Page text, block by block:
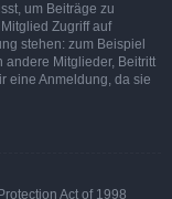
um Beiträge zu
Zugriff auf
stehen: zum Beispiel
andere Mitglieder, Beitritt
eine Anmeldung, da sie
Act of 1998